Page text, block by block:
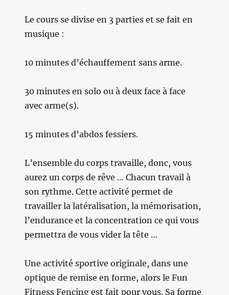
Le cours se divise en 3 parties et se fait en
musique :
10 minutes d’échauffement sans arme.
30 minutes en solo ou à deux face à face
avec arme(s).
15 minutes d’abdos fessiers.
L’ensemble du corps travaille, donc, vous
aurez un corps de rêve … Chacun travail à
son rythme. Cette activité permet de
travailler la latéralisation, la mémorisation,
l’endurance et la concentration ce qui vous
permettra de vous vider la tête …
Une activité sportive originale, dans une
optique de remise en forme, alors le Fun
Fitness Fencing est fait pour vous. Sa forme